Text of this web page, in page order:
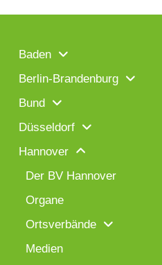
Baden
Berlin-Brandenburg
Bund
Düsseldorf
Hannover
Der BV Hannover
Organe
Ortsverbände
Medien